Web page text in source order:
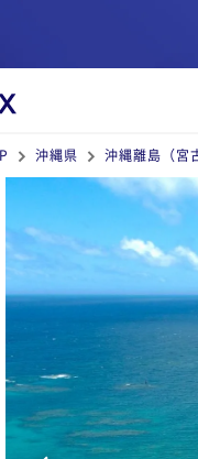
沖縄県 沖縄離島（宮